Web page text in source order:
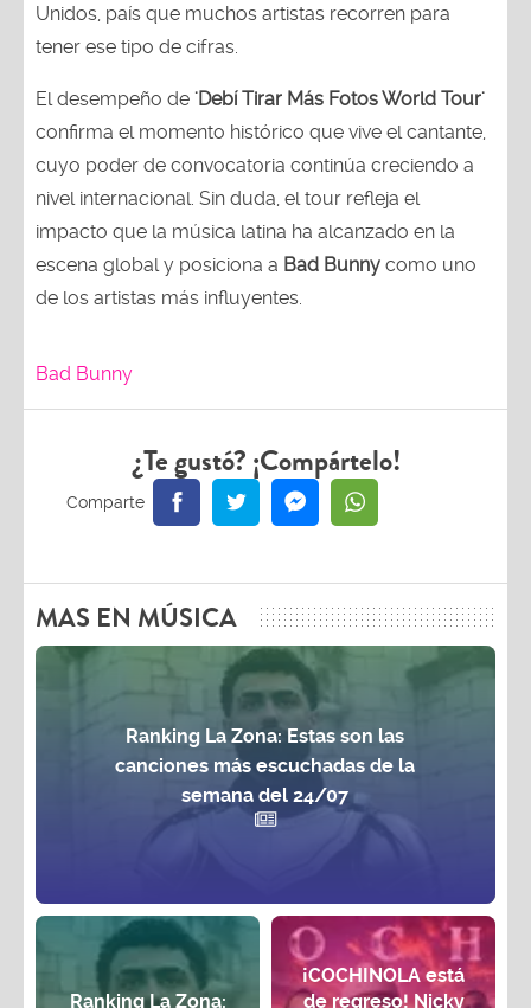
Unidos, país que muchos artistas recorren para
tener ese tipo de cifras.
El desempeño de 'Debí Tirar Más Fotos World Tour'
confirma el momento histórico que vive el cantante,
cuyo poder de convocatoria continúa creciendo a
nivel internacional. Sin duda, el tour refleja el
impacto que la música latina ha alcanzado en la
escena global y posiciona a Bad Bunny como uno
de los artistas más influyentes.
Bad Bunny
¿Te gustó? ¡Compártelo!
MAS EN MÚSICA
Ranking La Zona: Estas son las
canciones más escuchadas de la
semana del 24/07
Ranking La Zona:
¡COCHINOLA está
de regreso! Nicky